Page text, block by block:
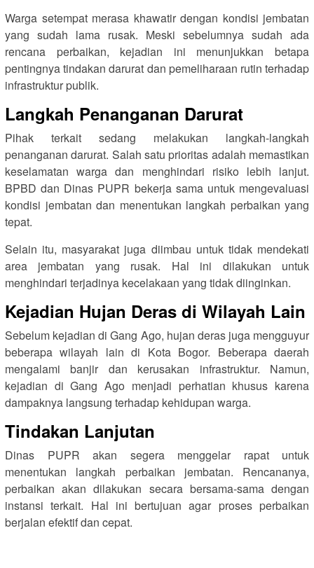
Warga setempat merasa khawatir dengan kondisi jembatan
yang sudah lama rusak. Meski sebelumnya sudah ada
rencana perbaikan, kejadian ini menunjukkan betapa
pentingnya tindakan darurat dan pemeliharaan rutin terhadap
infrastruktur publik.
Langkah Penanganan Darurat
Pihak terkait sedang melakukan langkah-langkah
penanganan darurat. Salah satu prioritas adalah memastikan
keselamatan warga dan menghindari risiko lebih lanjut.
BPBD dan Dinas PUPR bekerja sama untuk mengevaluasi
kondisi jembatan dan menentukan langkah perbaikan yang
tepat.
Selain itu, masyarakat juga diimbau untuk tidak mendekati
area jembatan yang rusak. Hal ini dilakukan untuk
menghindari terjadinya kecelakaan yang tidak diinginkan.
Kejadian Hujan Deras di Wilayah Lain
Sebelum kejadian di Gang Ago, hujan deras juga mengguyur
beberapa wilayah lain di Kota Bogor. Beberapa daerah
mengalami banjir dan kerusakan infrastruktur. Namun,
kejadian di Gang Ago menjadi perhatian khusus karena
dampaknya langsung terhadap kehidupan warga.
Tindakan Lanjutan
Dinas PUPR akan segera menggelar rapat untuk
menentukan langkah perbaikan jembatan. Rencananya,
perbaikan akan dilakukan secara bersama-sama dengan
instansi terkait. Hal ini bertujuan agar proses perbaikan
berjalan efektif dan cepat.